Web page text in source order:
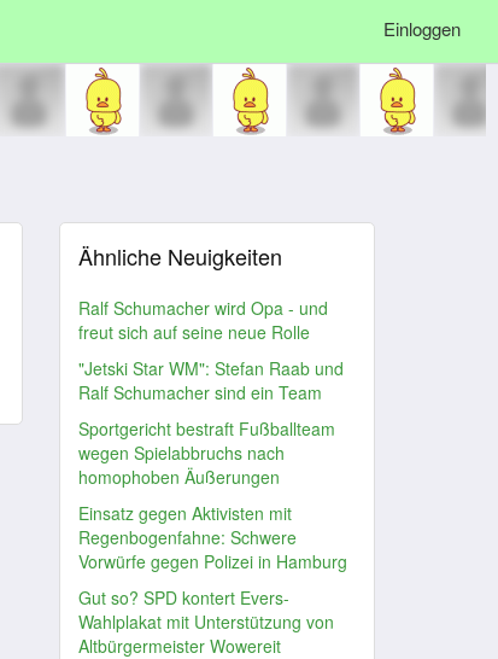
Einloggen
Ähnliche Neuigkeiten
Ralf Schumacher wird Opa - und
freut sich auf seine neue Rolle
"Jetski Star WM": Stefan Raab und
Ralf Schumacher sind ein Team
Sportgericht bestraft Fußballteam
wegen Spielabbruchs nach
homophoben Äußerungen
Einsatz gegen Aktivisten mit
Regenbogenfahne: Schwere
Vorwürfe gegen Polizei in Hamburg
Gut so? SPD kontert Evers-
Wahlplakat mit Unterstützung von
Altbürgermeister Wowereit